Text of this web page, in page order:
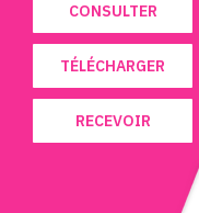
CONSULTER
TÉLÉCHARGER
RECEVOIR